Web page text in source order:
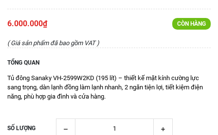
6.000.000₫ CÒN HÀNG
( Giá sản phẩm đã bao gồm VAT )
TỔNG QUAN
Tủ đông Sanaky VH-2599W2KD (195 lít) – thiết kế mặt kính cường lực
sang trọng, dàn lạnh đồng làm lạnh nhanh, 2 ngăn tiện lợi, tiết kiệm điện
năng, phù hợp gia đình và cửa hàng.
SỐ LƯỢNG